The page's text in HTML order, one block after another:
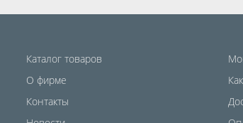
Каталог товаров
О фирме
Контакты